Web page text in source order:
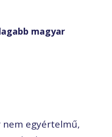
magyar
egyértelmű,